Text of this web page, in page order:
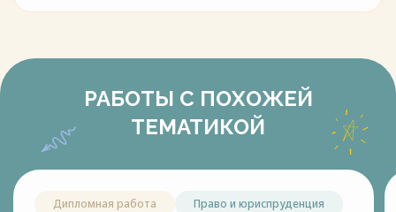
РАБОТЫ С ПОХОЖЕЙ
ТЕМАТИКОЙ
Дипломная работа Право и юриспруденция